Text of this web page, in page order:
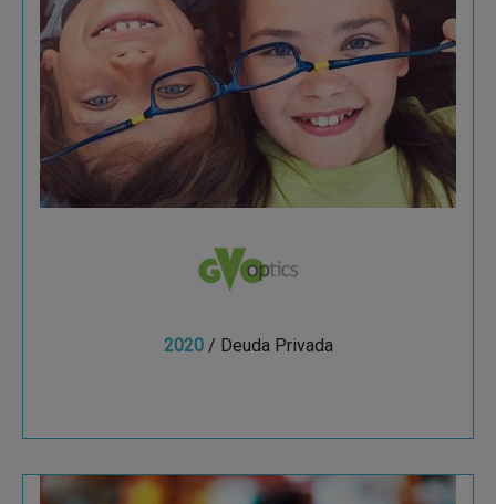
2020/ Deuda Privada
Grand Vision Optics
Talde y Grand Vision Optics (GVO), fabricante de
monturas de gafas, tiene como principal seña de
identidad las monturas indestructibles para
niños...